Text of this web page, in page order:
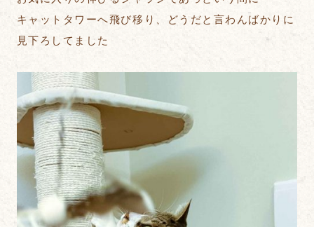
キャットタワーへ飛び移り、どうだと言わんばかりに
見下ろしてました